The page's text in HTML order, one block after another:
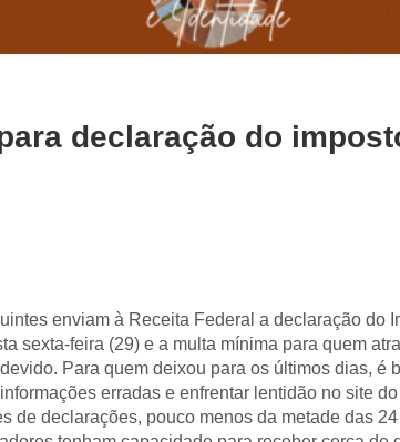
declaração do
enviam à Receita Federal a declaração do
sexta-feira (29) e a multa mínima para quem
Para quem deixou para os últimos dias, é
erradas e enfrentar lentidão no site do
de declarações, pouco menos da metade das